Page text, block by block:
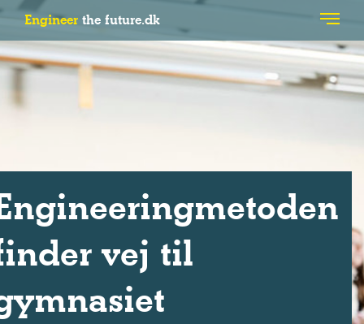
Engineer the future.dk
vej til